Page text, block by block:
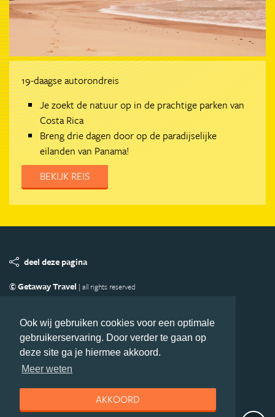
Ook wij gebruiken cookies voor een optimale
gebruikerservaring. Door verder te gaan op
deze site ga je hiermee akkoord.
Meer weten
AKKOORD
19-daagse autorondreis
Je zoekt de natuur op in de prachtige parken van
Costa Rica
Breng drie dagen door op de paradijselijke
eilanden van Panama!
BEKIJK REIS
deel deze pagina
© Getaway Travel | all rights reserved
Copyright
Privacy statement Disclaimer
Cookies
Volg MiddenAmerika.nl
Nieuwsbrief
Facebook